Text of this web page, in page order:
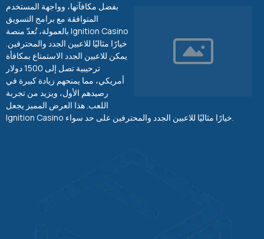
بفضل مكافآتها، وواجهة المستخدم
المتوافقة مع برامج التسويق
بالعمولة، تُعدّ منصة Ignition Casino
خيارًا مثاليًا للاعبين الجدد والمحترفين.
يمكن للاعبين الجدد الاستمتاع بمكافأة
ترحيبية تصل إلى 1500 دولار
أمريكي، مما يمنحهم زيادة كبيرة في
رصيدهم الأول، ويزيد من تجربة
اللعب. هذا العرض المميز يجعل
Ignition Casino خيارًا مثاليًا للاعبين الجدد والمحترفين على حد سواء.